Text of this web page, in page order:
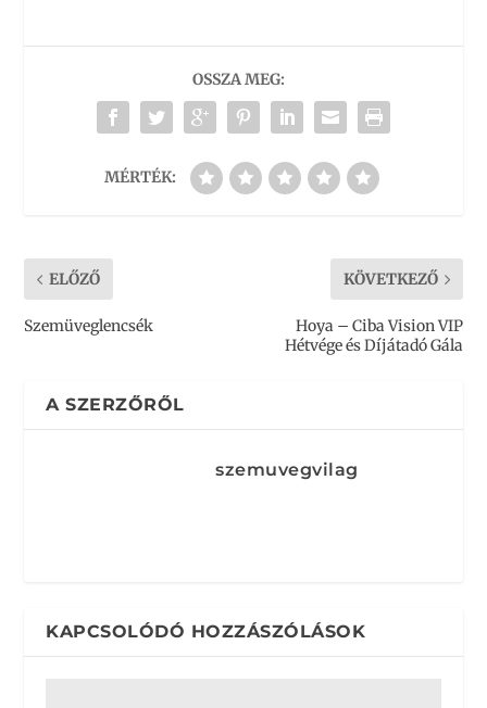
OSSZA MEG:
MÉRTÉK:
ELŐZŐ
Szemüveglencsék
KÖVETKEZŐ
Hoya – Ciba Vision VIP
Hétvége és Díjátadó Gála
A SZERZŐRŐL
szemuvegvilag
KAPCSOLÓDÓ HOZZÁSZÓLÁSOK